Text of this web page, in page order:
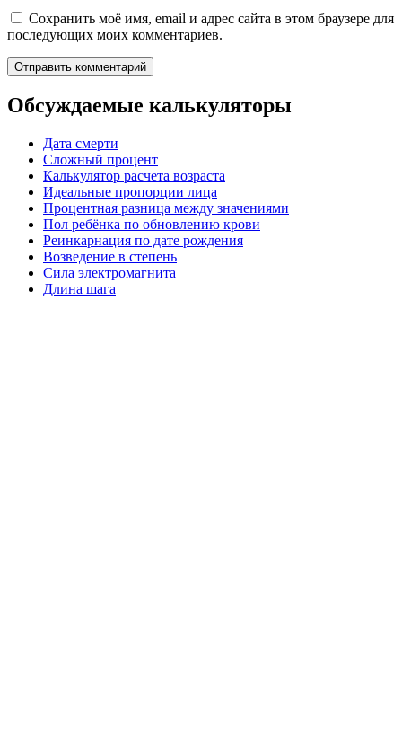
Сохранить моё имя, email и адрес сайта в этом браузере для
последующих моих комментариев.
Обсуждаемые калькуляторы
Дата смерти
Сложный процент
Калькулятор расчета возраста
Идеальные пропорции лица
Процентная разница между значениями
Пол ребёнка по обновлению крови
Реинкарнация по дате рождения
Возведение в степень
Сила электромагнита
Длина шага